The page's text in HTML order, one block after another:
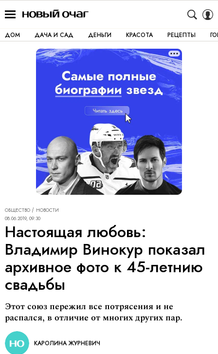
ДОМ ДАЧА И САД ДЕНЬГИ КРАСОТА РЕЦЕПТЫ
ОБЩЕСТВО
НОВОСТИ
08.06.2019, 09:30
Настоящая любовь:
Владимир Винокур показал
архивное фото к 45-летнию
свадьбы
Этот союз пережил все потрясения и не
распался, в отличие от многих других пар.
КАРОЛИНА ЖУРНЕВИЧ